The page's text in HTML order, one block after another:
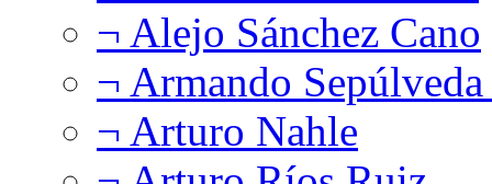
¬ Alejo Sánchez Cano
¬ Armando
¬ Arturo Nahle